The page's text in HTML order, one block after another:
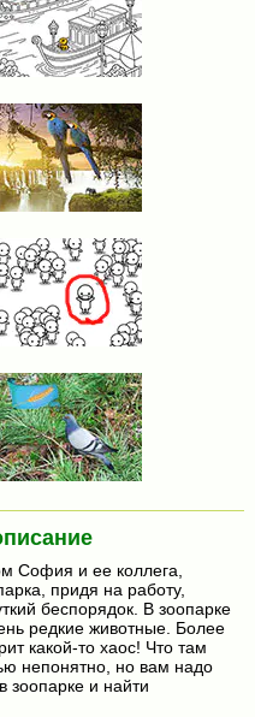
София и ее коллега,
придя на работу,
беспорядок. В зоопарке
редкие животные. Более
какой-то хаос! Что там
непонятно, но вам надо
зоопарке и найти